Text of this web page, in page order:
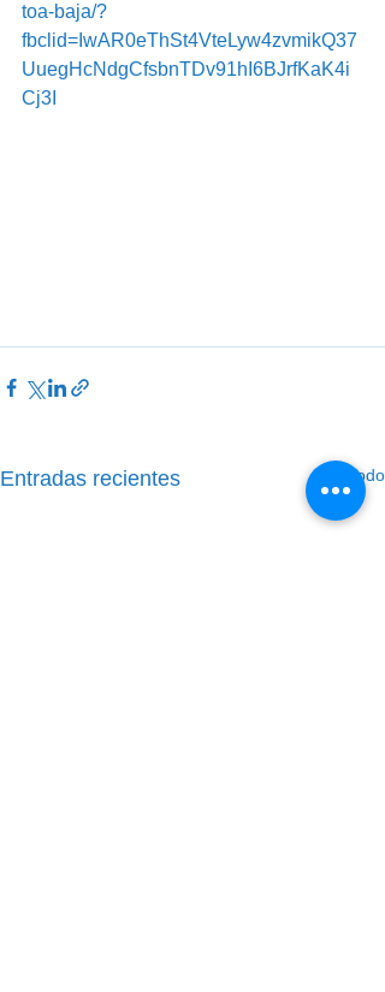
toa-baja/?
fbclid=IwAR0eThSt4VteLyw4zvmikQ37
UuegHcNdgCfsbnTDv91hI6BJrfKaK4i
Cj3I
Entradas recientes Ver todo